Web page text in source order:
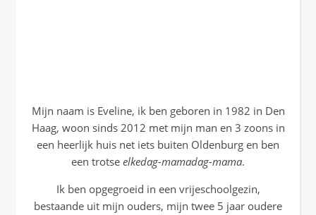
Mijn naam is Eveline, ik ben geboren in 1982 in Den
Haag, woon sinds 2012 met mijn man en 3 zoons in
een heerlijk huis net iets buiten Oldenburg en ben
een trotse elkedag-mamadag-mama.
Ik ben opgegroeid in een vrijeschoolgezin,
bestaande uit mijn ouders, mijn twee 5 jaar oudere